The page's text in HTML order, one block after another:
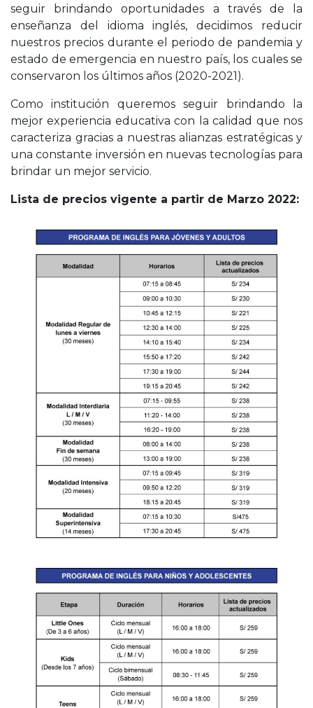
seguir brindando oportunidades a través de la
enseñanza del idioma inglés, decidimos reducir
nuestros precios durante el periodo de pandemia y
estado de emergencia en nuestro país, los cuales se
conservaron los últimos años (2020-2021).
Como institución queremos seguir brindando la
mejor experiencia educativa con la calidad que nos
caracteriza gracias a nuestras alianzas estratégicas y
una constante inversión en nuevas tecnologías para
brindar un mejor servicio.
Lista de precios vigente a partir de Marzo 2022: